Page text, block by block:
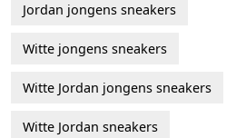
Jordan jongens sneakers
Witte jongens sneakers
Witte Jordan jongens sneakers
Witte Jordan sneakers